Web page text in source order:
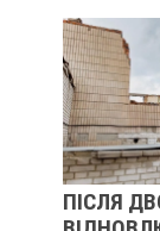
ПІСЛЯ